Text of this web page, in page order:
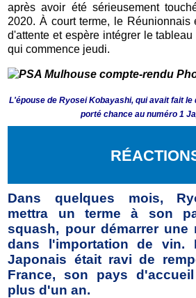
après avoir été sérieusement
2020. À court terme, le Réunionnais
d'attente et espère intégrer le
qui commence jeudi.
L'épouse de Ryosei Kobayashi, qui avait fait le
porté chance au numéro 1
R
Dans quelques mois,
mettra un terme à son
squash, pour démarrer une
dans l'importation de vin.
Japonais était ravi de
France, son pays
plus d'un an.